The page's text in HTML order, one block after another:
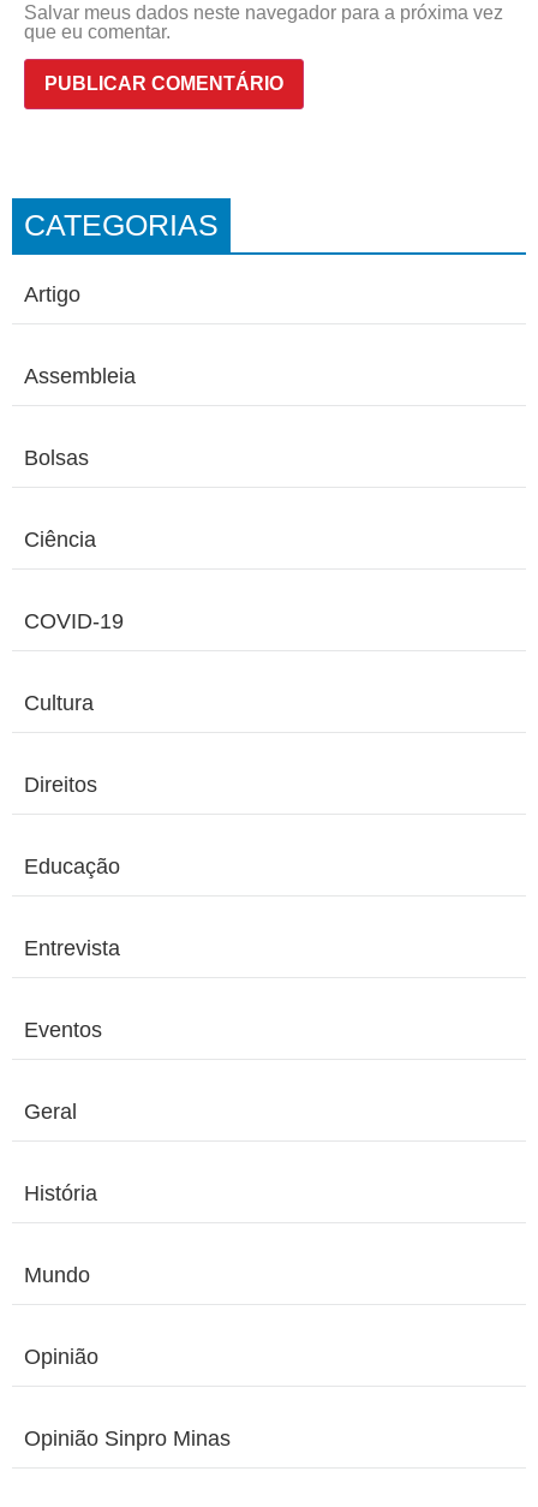
Salvar meus dados neste navegador para a próxima vez
que eu comentar.
CATEGORIAS
Artigo
Assembleia
Bolsas
Ciência
COVID-19
Cultura
Direitos
Educação
Entrevista
Eventos
Geral
História
Mundo
Opinião
Opinião Sinpro Minas